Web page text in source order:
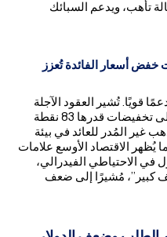
تأهب، ويدعم السبائك
خفض أسعار الفائدة تُعزز
قويًا. تُشير العقود الآجلة
لصناديق الاحتياطي الفيدرالي الآن إلى تخفيضات قدرها 83 نقطة
غير المُدر للعائد في بيئة
يُظهر الاقتصاد الأوسع علامات
في الاحتياطي الفيدرالي،
كبير”، مُشيرًا إلى ضعف